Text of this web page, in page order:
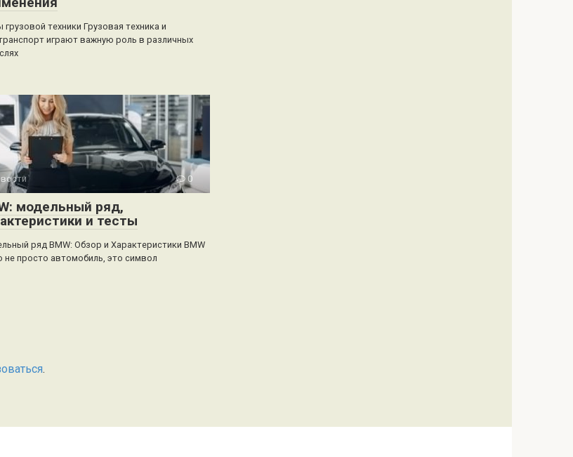
грузовой техники Грузовая техника и
играют важную роль в различных
0
модельный ряд,
и тесты
ряд BMW: Обзор и Характеристики BMW
не просто автомобиль, это символ
.